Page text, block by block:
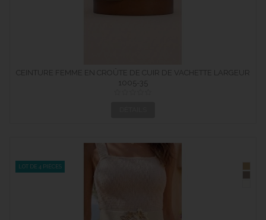
CEINTURE FEMME EN CROÛTE DE CUIR DE VACHETTE LARGEUR
35 MM
1005-35
LOT DE 4 PIÈCES